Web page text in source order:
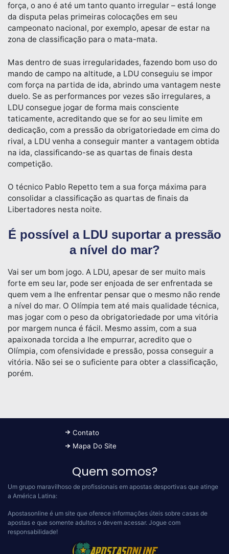
força, o ano é até um tanto quanto irregular – está longe
da disputa pelas primeiras colocações em seu
campeonato nacional, por exemplo, apesar de estar na
zona de classificação para o mata-mata.
Mas dentro de suas irregularidades, fazendo bom uso do
mando de campo na altitude, a LDU conseguiu se impor
com força na partida de ida, abrindo uma vantagem neste
duelo. Se as performances por vezes são irregulares, a
LDU consegue jogar de forma mais consciente
taticamente, acreditando que se for ao seu limite em
dedicação, com a pressão da obrigatoriedade em cima do
rival, a LDU venha a conseguir manter a vantagem obtida
na ida, classificando-se as quartas de finais desta
competição.
O técnico Pablo Repetto tem a sua força máxima para
consolidar a classificação as quartas de finais da
Libertadores nesta noite.
É possível a LDU suportar a pressão
a nível do mar?
Vai ser um bom jogo. A LDU, apesar de ser muito mais
forte em seu lar, pode ser enjoada de ser enfrentada se
quem vem a lhe enfrentar pensar que o mesmo não rende
a nível do mar. O Olímpia tem até mais qualidade técnica,
mas jogar com o peso da obrigatoriedade por uma vitória
por margem nunca é fácil. Mesmo assim, com a sua
apaixonada torcida a lhe empurrar, acredito que o
Olímpia, com ofensividade e pressão, possa conseguir a
vitória. Não sei se o suficiente para obter a classificação,
porém.
Contato
Mapa Do Site
Quem somos?
Um grupo maravilhoso de profissionais em apostas desportivas que atinge
a América Latina:
Apostasonline é um site que oferece informações úteis sobre casas de
apostas e que somente adultos o devem acessar. Jogue com
responsabilidade!